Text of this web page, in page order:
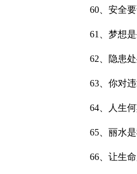
60、安全要
61、梦想是
62、隐患处
63、你对违
64、人生何
65、丽水是
66、让生命